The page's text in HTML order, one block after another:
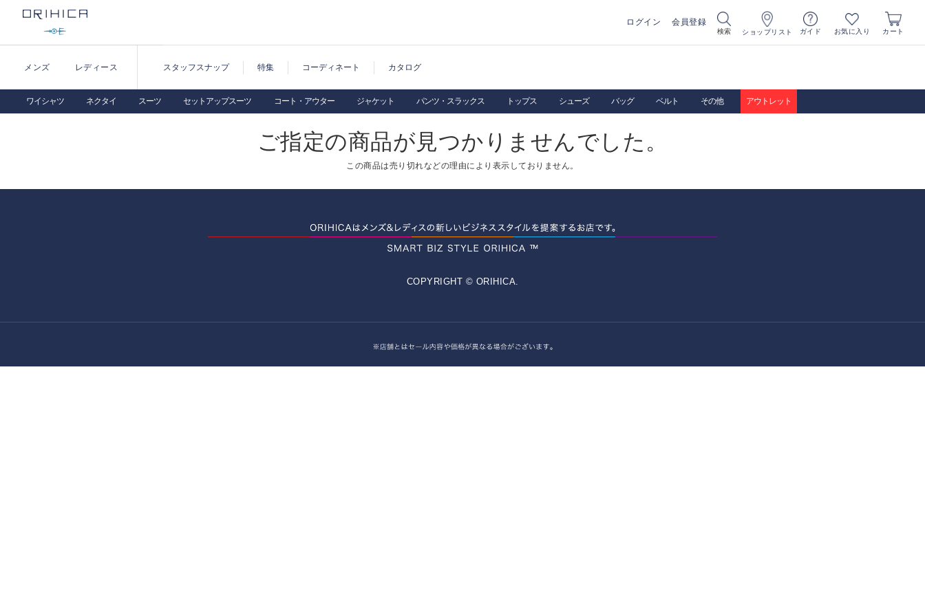
ログイン 会員登録
検索 ショップリスト ガイド お気に入り カート
メンズ レディース スタッフスナップ 特集 コーディネート カタログ
ワイシャツ ネクタイ スーツ セットアップスーツ コート・アウター ジャケット パンツ・スラックス トップス シューズ バッグ ベルト その他 アウトレット
ご指定の商品が見つかりませんでした。
この商品は売り切れなどの理由により表示しておりません。
COPYRIGHT © ORIHICA.